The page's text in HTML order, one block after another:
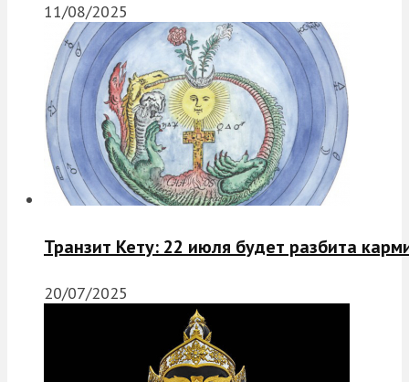
11/08/2025
Транзит Кету: 22 июля будет разбита
20/07/2025